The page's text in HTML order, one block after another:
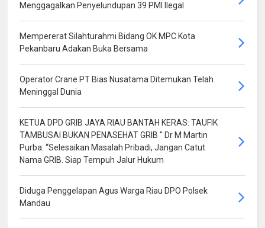
Menggagalkan Penyelundupan 39 PMI Ilegal
Mempererat Silahturahmi Bidang OK MPC Kota
Pekanbaru Adakan Buka Bersama
Operator Crane PT Bias Nusatama Ditemukan Telah
Meninggal Dunia
KETUA DPD GRIB JAYA RIAU BANTAH KERAS: TAUFIK
TAMBUSAI BUKAN PENASEHAT GRIB " Dr M Martin
Purba: “Selesaikan Masalah Pribadi, Jangan Catut
Nama GRIB. Siap Tempuh Jalur Hukum
Diduga Penggelapan Agus Warga Riau DPO Polsek
Mandau